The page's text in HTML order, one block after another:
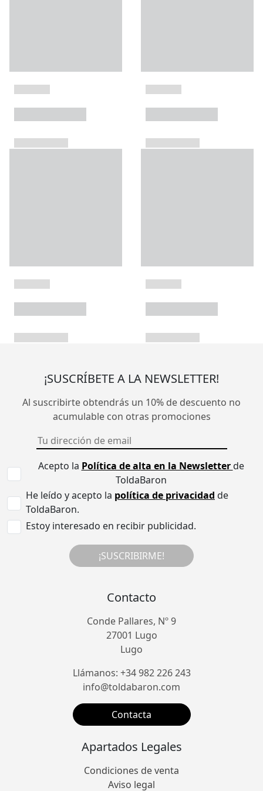
¡SUSCRÍBETE A LA NEWSLETTER!
Al suscribirte obtendrás un 10% de descuento no
acumulable con otras promociones
Acepto la Política de alta en la Newsletterde
ToldaBaron
He leído y acepto la política de privacidad de
ToldaBaron.
Estoy interesado en recibir publicidad.
¡SUSCRIBIRME!
Contacto
Conde Pallares, Nº 9
27001 Lugo
Lugo
Llámanos: +34 982 226 243
info@toldabaron.com
Contacta
Apartados Legales
Condiciones de venta
Aviso legal